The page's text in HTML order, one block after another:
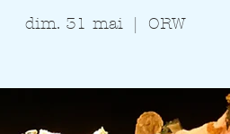
dim. 31 mai
  |
ORW